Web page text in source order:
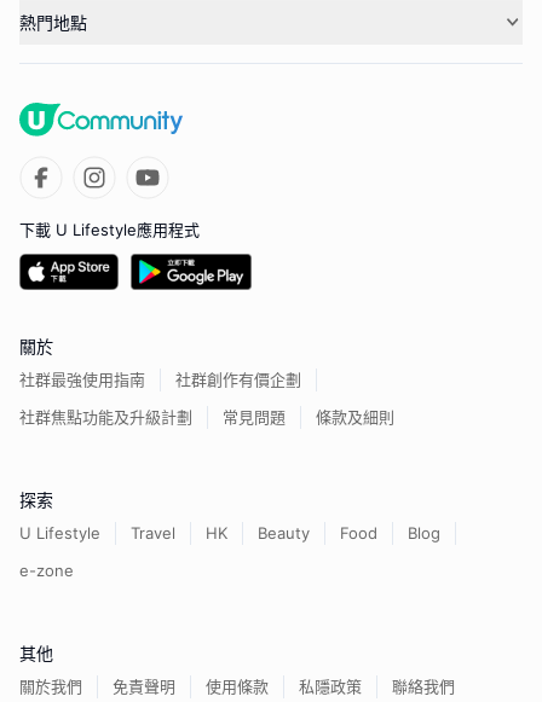
熱門地點
下載 U Lifestyle應用程式
關於
社群最強使用指南
社群創作有價企劃
社群焦點功能及升級計劃
常見問題 條款及細則
探索
U Lifestyle Travel HK Beauty Food
Blog
e-zone
其他
關於我們 免責聲明 使用條款 私隱政策 聯絡我們